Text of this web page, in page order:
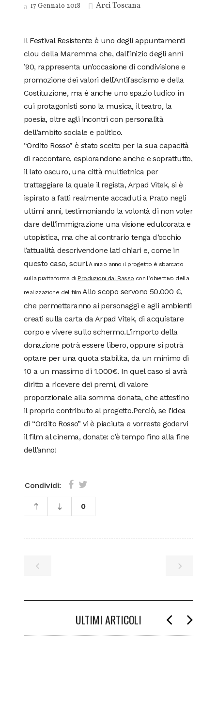
17 Gennaio 2018 Arci Toscana
Il Festival Resistente è uno degli appuntamenti
clou della Maremma che, dall’inizio degli anni
’90, rappresenta un’occasione di condivisione e
promozione dei valori dell’Antifascismo e della
Costituzione, ma è anche uno spazio ludico in
cui protagonisti sono la musica, il teatro, la
poesia, oltre agli incontri con personalità
dell’ambito sociale e politico.
“Ordito Rosso” è stato scelto per la sua capacità
di raccontare, esplorandone anche e soprattutto,
il lato oscuro, una città multietnica per
tratteggiare la quale il regista, Arpad Vitek, si è
ispirato a fatti realmente accaduti a Prato negli
ultimi anni, testimoniando la volontà di non voler
dare dell’immigrazione una visione edulcorata e
utopistica, ma che al contrario tenga d’occhio
l’attualità descrivendone lati chiari e, come in
questo caso, scuri.A inizio anno il progetto è sbarcato
sulla piattaforma di Produzioni dal Basso con l’obiettivo della
realizzazione del film.Allo scopo servono 50.000 €,
che permetteranno ai personaggi e agli ambienti
creati sulla carta da Arpad Vitek, di acquistare
corpo e vivere sullo schermo.L’importo della
donazione potrà essere libero, oppure si potrà
optare per una quota stabilita, da un minimo di
10 a un massimo di 1.000€. In quel caso si avrà
diritto a ricevere dei premi, di valore
proporzionale alla somma donata, che attestino
il proprio contributo al progetto.Perciò, se l’idea
di “Ordito Rosso” vi è piaciuta e vorreste godervi
il film al cinema, donate: c’è tempo fino alla fine
dell’anno!
Condividi:
0
ULTIMI ARTICOLI